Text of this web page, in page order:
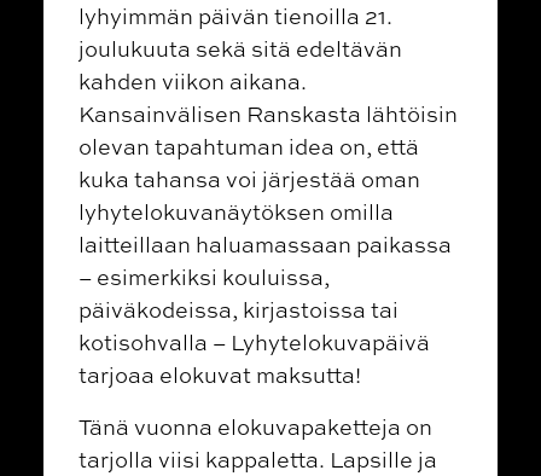
lyhyimmän päivän tienoilla 21.
joulukuuta sekä sitä edeltävän
kahden viikon aikana.
Kansainvälisen Ranskasta lähtöisin
olevan tapahtuman idea on, että
kuka tahansa voi järjestää oman
lyhytelokuvanäytöksen omilla
laitteillaan haluamassaan paikassa
– esimerkiksi kouluissa,
päiväkodeissa, kirjastoissa tai
kotisohvalla – Lyhytelokuvapäivä
tarjoaa elokuvat maksutta!
Tänä vuonna elokuvapaketteja on
tarjolla viisi kappaletta. Lapsille ja